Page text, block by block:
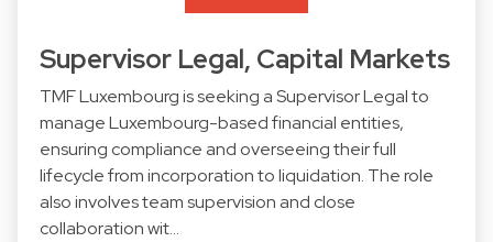
Supervisor Legal, Capital Markets
TMF Luxembourg is seeking a Supervisor Legal to
manage Luxembourg-based financial entities,
ensuring compliance and overseeing their full
lifecycle from incorporation to liquidation. The role
also involves team supervision and close
collaboration wit…